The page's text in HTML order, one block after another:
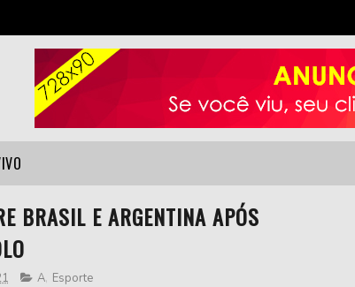
BRASIL E ARGENTINA APÓS
A, Esporte